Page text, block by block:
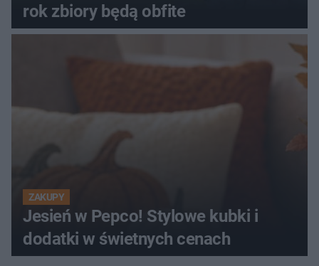
rok zbiory będą obfite
ZAKUPY
Jesień w Pepco! Stylowe kubki i
dodatki w świetnych cenach